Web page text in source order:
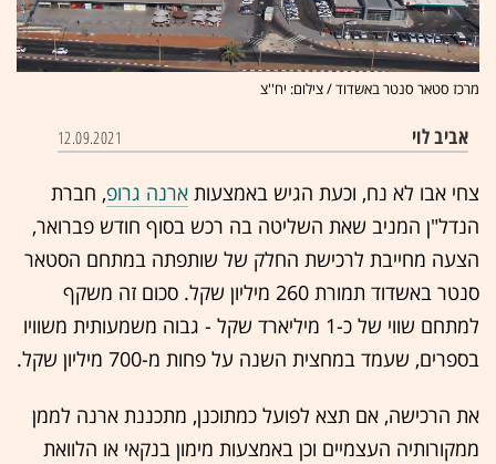
מרכז סטאר סנטר באשדוד / צילום: יח''צ
אביב לוי 12.09.2021
צחי אבו לא נח, וכעת הגיש באמצעות ארנה גרופ, חברת
הנדל"ן המניב שאת השליטה בה רכש בסוף חודש פברואר,
הצעה מחייבת לרכישת החלק של שותפתה במתחם הסטאר
סנטר באשדוד תמורת 260 מיליון שקל. סכום זה משקף
למתחם שווי של כ-1 מיליארד שקל - גבוה משמעותית משוויו
בספרים, שעמד במחצית השנה על פחות מ-700 מיליון שקל.
את הרכישה, אם תצא לפועל כמתוכנן, מתכננת ארנה לממן
ממקורותיה העצמיים וכן באמצעות מימון בנקאי או הלוואת